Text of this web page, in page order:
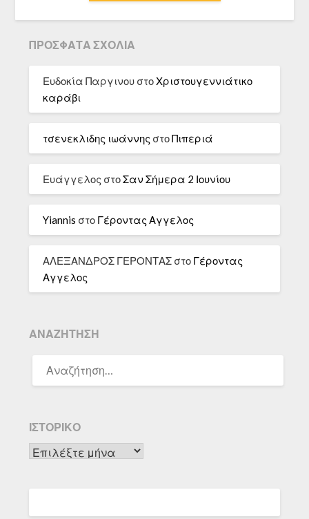
ΠΡΌΣΦΑΤΑ ΣΧΌΛΙΑ
Ευδοκία Παργινου στοΧριστουγεννιάτικο
καράβι
τσενεκλιδης ιωάννης στοΠιπεριά
Ευάγγελος στοΣαν Σήμερα 2 Ιουνίου
Yiannis στο Γέροντας Αγγελος
ΑΛΕΞΑΝΔΡΟΣ ΓΕΡΟΝΤΑΣ στο Γέροντας
Αγγελος
ΑΝΑΖΉΤΗΣΗ
ΓΙΑ:
ΙΣΤΟΡΙΚΌ
Ιστορικό